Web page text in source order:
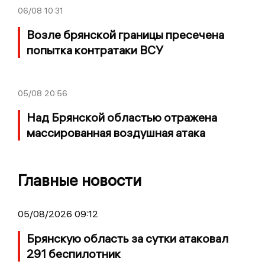
06/08 10:31
Возле брянской границы пресечена
попытка контратаки ВСУ
05/08 20:56
Над Брянской областью отражена
массированная воздушная атака
Главные новости
05/08/2026 09:12
Брянскую область за сутки атаковал
291 беспилотник